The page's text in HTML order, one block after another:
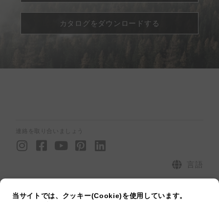
カタログをダウンロードする
連絡を取り合いましょう
I
n
t
a
F
a
e
b
Y
o
t
u
P
i
t
e
L
i
k
言語
当サイトでは、クッキー(Cookie)を使用しています。